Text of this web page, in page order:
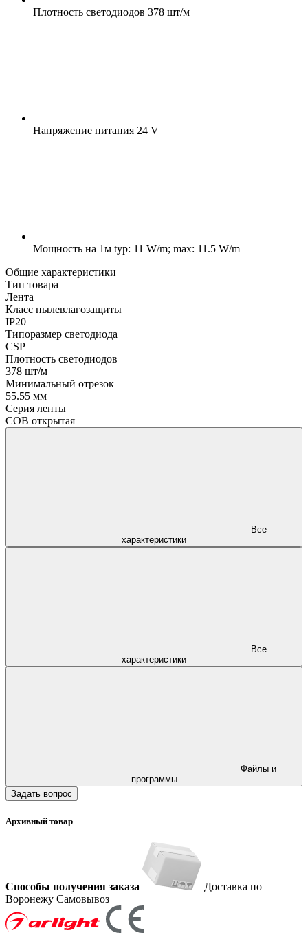
Плотность светодиодов 378 шт/м
Напряжение питания 24 V
Мощность на 1м typ: 11 W/m; max: 11.5 W/m
Общие характеристики
Тип товара
Лента
Класс пылевлагозащиты
IP20
Типоразмер светодиода
CSP
Плотность светодиодов
378 шт/м
Минимальный отрезок
55.55 мм
Серия ленты
COB открытая
характеристики
характеристики
программы
Задать вопрос
Архивный товар
Способы получения заказа
Доставка по
Воронежу Самовывоз